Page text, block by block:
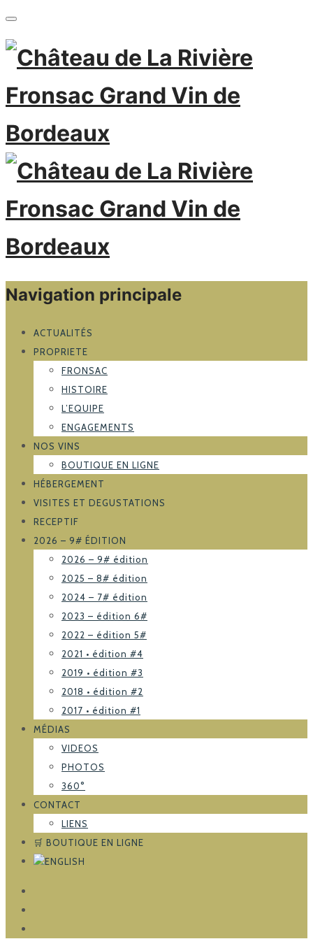
Navigation principale
ACTUALITÉS
PROPRIETE
FRONSAC
HISTOIRE
L’EQUIPE
ENGAGEMENTS
NOS VINS
BOUTIQUE EN LIGNE
HÉBERGEMENT
VISITES ET DEGUSTATIONS
RECEPTIF
2026 – 9# ÉDITION
2026 – 9# édition
2025 – 8# édition
2024 – 7# édition
2023 – édition 6#
2022 – édition 5#
2021 • édition #4
2019 • édition #3
2018 • édition #2
2017 • édition #1
MÉDIAS
VIDEOS
PHOTOS
360°
CONTACT
LIENS
🛒 BOUTIQUE EN LIGNE